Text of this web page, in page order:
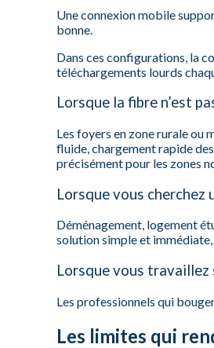
Une connexion mobile
bonne.
Dans ces configurations, la
téléchargements lourds
Lorsque la fibre n’est
Les foyers en zone rurale ou
fluide, chargement rapide
précisément pour les zones
Lorsque vous
Déménagement, logement
solution simple et immédiate,
Lorsque vous
Les professionnels qui
Les limites qui